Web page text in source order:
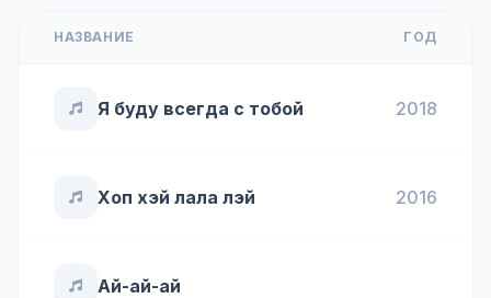
НАЗВАНИЕ ГОД
Я буду всегда с тобой 2018
Хоп хэй лала лэй 2016
Ай-ай-ай